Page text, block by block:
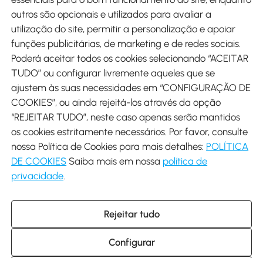
Envio
Descarregar Aosom App
Google Play
+34 931 294 512 (Seg-Sex das 7:30 às 16:30h)
info@aosom.pt
C/ Roc Gros, nº 15. 08550 Els Hostalets de Balenyà (Barcelona),
outros são opcionais e utilizados para avaliar a
utilização do site, permitir a personalização e apoiar
funções publicitárias, de marketing e de redes sociais.
Poderá aceitar todos os cookies selecionando “ACEITAR
TUDO” ou configurar livremente aqueles que se
ajustem às suas necessidades em “CONFIGURAÇÃO DE
COOKIES”, ou ainda rejeitá-los através da opção
“REJEITAR TUDO”, neste caso apenas serão mantidos
os cookies estritamente necessários. Por favor, consulte
nossa Política de Cookies para mais detalhes: POLÍTICA
DE COOKIES Saiba mais em nossa política de
privacidade
Rejeitar tudo
Configurar